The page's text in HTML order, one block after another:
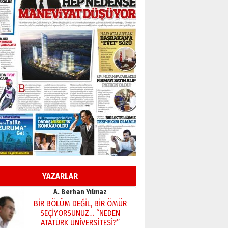
YAZARLAR
Bir fotoğraf, bir şehir, bir
gazeteci… Dizginler kimin
elinde?
31 Mart 2026 Salı
A. Berhan Yılmaz
BİR BÖLÜM DEĞİL, BİR ÖMÜR
SEÇİYORSUNUZ… “NEDEN
ATATÜRK ÜNİVERSİTESİ?”
28 Temmuz 2026 Salı
Ahmet Gökhan YAZICI
Ahmed Yesevi’den bir
Alperen… ”Reisimiz” idi…
Hakka yürüdü.!
26 Mart 2026 Perşembe
Cem Bakırcı
Ardında bıraktığı hatıralarıyla
Esat BİNDESEN
Başkan Sekmen’den Erzurum’a
bir vizyon proje daha!
02 Ağustos 2026 Pazar